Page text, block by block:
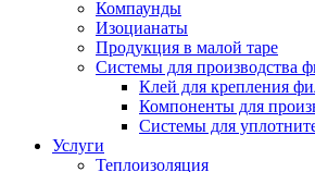
Компаунды
Изоцианаты
Продукция в малой таре
Системы для производства
Клей для крепления
Компоненты для
Системы для
Услуги
Теплоизоляция